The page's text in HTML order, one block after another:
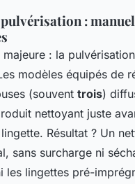
pulvérisation :
majeure : la pulvérisation
modèles équipés de
(souvent trois)
nettoyant juste
Résultat ? Un
sans surcharge ni
les lingettes pré-